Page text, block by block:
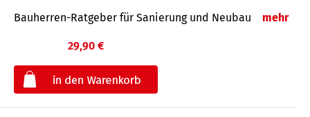
Bauherren-Ratgeber für Sanierung und Neubau mehr
29,90 €